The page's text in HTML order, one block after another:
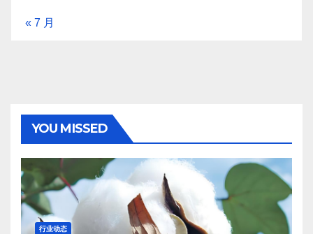
« 7 月
YOU MISSED
行业动态